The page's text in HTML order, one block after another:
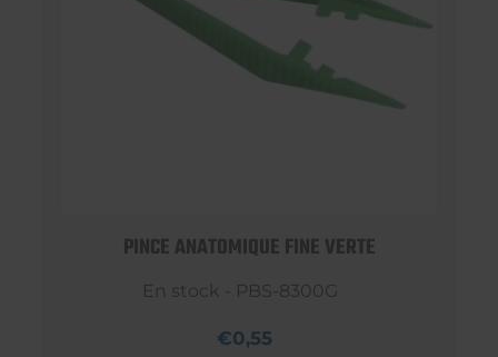
PINCE ANATOMIQUE FINE VERTE
En stock - PBS-8300G
€0,55